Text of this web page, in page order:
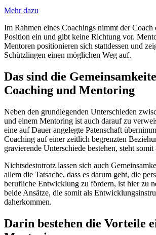
Mehr dazu
Im Rahmen eines Coachings nimmt der Coach
Position ein und gibt keine Richtung vor.
Mentoren positionieren sich stattdessen und
Schützlingen einen möglichen Weg auf.
Das sind die
Coaching und Mentoring
Neben den grundlegenden Unterschieden
und einem Mentoring ist auch darauf zu
eine auf Dauer angelegte Patenschaft
Coaching auf einer zeitlich begrenzten
gravierende Unterschiede bestehen, steht somit
Nichtsdestotrotz lassen sich auch
allem die Tatsache, dass es darum geht, die
berufliche Entwicklung zu fördern, ist hier zu
beide Ansätze, die somit als
daherkommen.
Darin bestehen die Vorteile